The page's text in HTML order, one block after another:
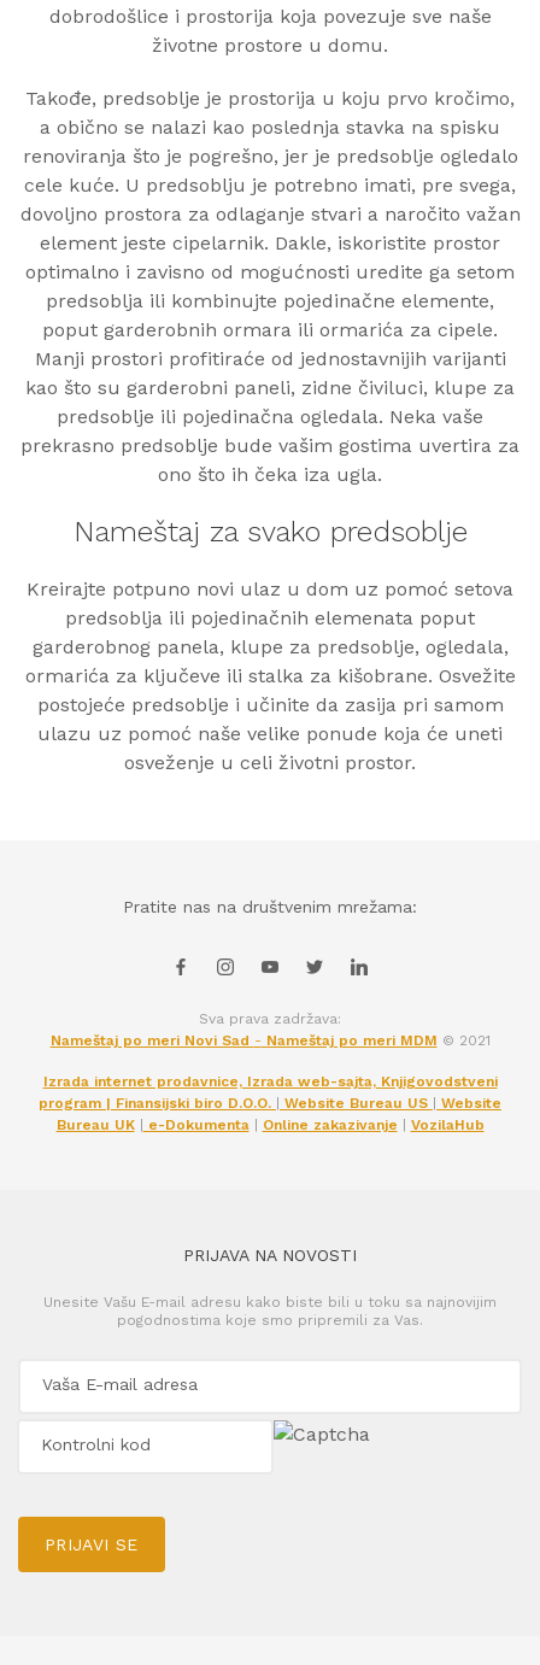
dobrodošlice i prostorija koja povezuje sve naše
životne prostore u domu.
Takođe, predsoblje je prostorija u koju prvo kročimo,
a obično se nalazi kao poslednja stavka na spisku
renoviranja što je pogrešno, jer je predsoblje ogledalo
cele kuće. U predsoblju je potrebno imati, pre svega,
dovoljno prostora za odlaganje stvari a naročito važan
element jeste cipelarnik. Dakle, iskoristite prostor
optimalno i zavisno od mogućnosti uredite ga setom
predsoblja ili kombinujte pojedinačne elemente,
poput garderobnih ormara ili ormarića za cipele.
Manji prostori profitiraće od jednostavnijih varijanti
kao što su garderobni paneli, zidne čiviluci, klupe za
predsoblje ili pojedinačna ogledala. Neka vaše
prekrasno predsoblje bude vašim gostima uvertira za
ono što ih čeka iza ugla.
Nameštaj za svako predsoblje
Kreirajte potpuno novi ulaz u dom uz pomoć setova
predsoblja ili pojedinačnih elemenata poput
garderobnog panela, klupe za predsoblje, ogledala,
ormarića za ključeve ili stalka za kišobrane. Osvežite
postojeće predsoblje i učinite da zasija pri samom
ulazu uz pomoć naše velike ponude koja će uneti
osveženje u celi životni prostor.
Pratite nas na društvenim mrežama:
Sva prava zadržava:
Nameštaj po meri Novi Sad - Nameštaj po meri MDM © 2021
Izrada internet prodavnice, Izrada web-sajta, Knjigovodstveni
program | Finansijski biro D.O.O. | Website Bureau US | Website
Bureau UK| e-Dokumenta | Online zakazivanje | VozilaHub
PRIJAVA NA NOVOSTI
Unesite Vašu E-mail adresu kako biste bili u toku sa najnovijim
pogodnostima koje smo pripremili za Vas.
PRIJAVI SE